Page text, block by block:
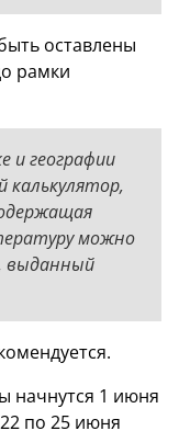
оставлены
рамки
и географии
калькулятор,
можно
выданный
начнутся 1 июня
по 25 июня